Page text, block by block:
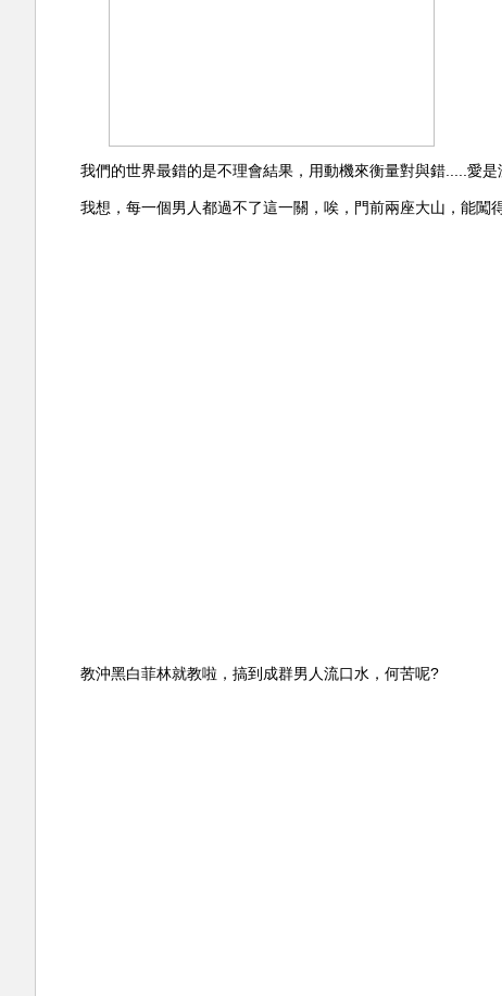
我們的世界最錯的是不理會結果，用動機來衡量對與錯.....愛
我想，每一個男人都過不了這一關，唉，門前兩座大山，能闖
教沖黑白菲林就教啦，搞到成群男人流口水，何苦呢?